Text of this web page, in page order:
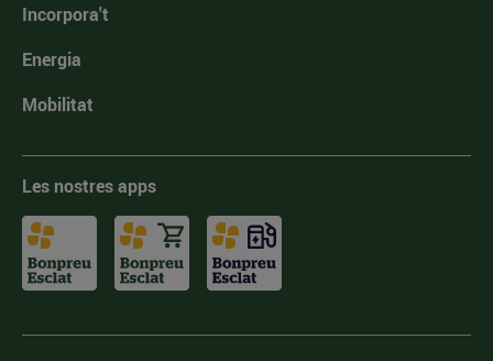
Incorpora't
Energia
Mobilitat
Les nostres apps